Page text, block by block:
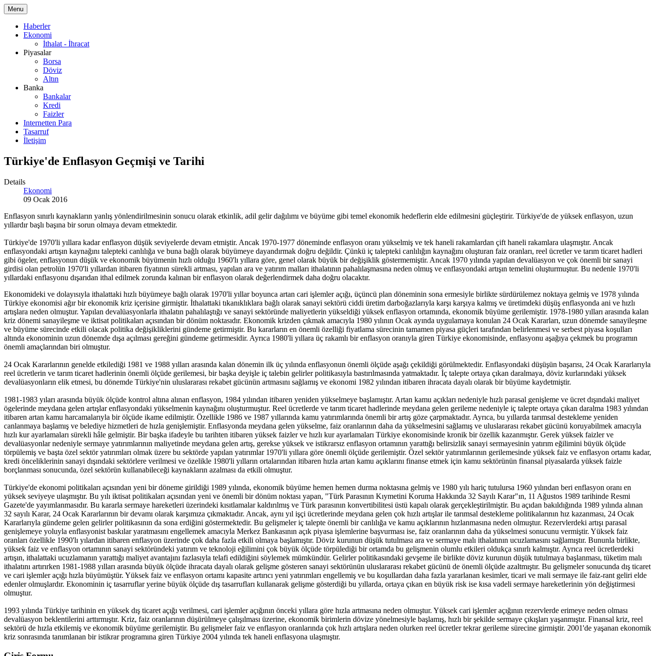
Menu
Haberler
Ekonomi
İthalat - İhracat
Piyasalar
Borsa
Döviz
Altın
Banka
Bankalar
Kredi
Faizler
Internetten Para
Tasarruf
İletişim
Türkiye'de Enflasyon Geçmişi ve Tarihi
Details
Ekonomi
09 Ocak 2016
Enflasyon sınırlı kaynakların yanlış yönlendirilmesinin sonucu olarak etkinlik, adil gelir dağılımı ve büyüme gibi temel ekonomik hedeflerin elde edilmesini güçleştirir. Türkiye'de de yüksek enflasyon, uzun
yıllardır başlı başına bir sorun olmaya devam etmektedir.
Türkiye'de 1970'li yıllara kadar enflasyon düşük seviyelerde devam etmiştir. Ancak 1970-1977 döneminde enflasyon oranı yükselmiş ve tek haneli rakamlardan çift haneli rakamlara ulaşmıştır. Ancak
enflasyondaki artışın kaynağını talepteki canlılığa ve buna bağlı olarak büyümeye dayandırmak doğru değildir. Çünkü iç talepteki canlılığın kaynağını oluşturan faiz oranları, reel ücretler ve tarım ticaret hadleri
gibi ögeler, enflasyonun düşük ve ekonomik büyümenin hızlı olduğu 1960'lı yıllara göre, genel olarak büyük bir değişiklik göstermemiştir. Ancak 1970 yılında yapılan devalüasyon ve çok önemli bir sanayi
girdisi olan petrolün 1970'li yıllardan itibaren fiyatının sürekli artması, yapılan ara ve yatırım malları ithalatının pahalılaşmasına neden olmuş ve enflasyondaki artışın temelini oluşturmuştur. Bu nedenle 1970'li
yıllardaki enflasyonu dışarıdan ithal edilmek zorunda kalınan bir enflasyon olarak değerlendirmek daha doğru olacaktır.
Ekonomideki ve dolayısıyla ithalattaki hızlı büyümeye bağlı olarak 1970'li yıllar boyunca artan cari işlemler açığı, üçüncü plan döneminin sona ermesiyle birlikte sürdürülemez noktaya gelmiş ve 1978 yılında
Türkiye ekonomisi ağır bir ekonomik kriz içerisine girmiştir. İthalattaki tıkanıklıklara bağlı olarak sanayi sektörü ciddi üretim darboğazlarıyla karşı karşıya kalmış ve üretimdeki düşüş enflasyonda ani ve hızlı
artışlara neden olmuştur. Yapılan devalüasyonlarla ithalatın pahalılaştığı ve sanayi sektöründe maliyetlerin yükseldiği yüksek enflasyon ortamında, ekonomik büyüme gerilemiştir. 1978-1980 yılları arasında kalan
kriz dönemi sanayileşme ve iktisat politikaları açısından bir dönüm noktasıdır. Ekonomik krizden çıkmak amacıyla 1980 yılının Ocak ayında uygulamaya konulan 24 Ocak Kararları, uzun dönemde sanayileşme
ve büyüme sürecinde etkili olacak politika değişikliklerini gündeme getirmiştir. Bu kararların en önemli özelliği fiyatlama sürecinin tamamen piyasa güçleri tarafından belirlenmesi ve serbest piyasa koşulları
altında ekonominin uzun dönemde dışa açılması gereğini gündeme getirmesidir. Ayrıca 1980'li yıllara üç rakamlı bir enflasyon oranıyla giren Türkiye ekonomisinde, enflasyonu aşağıya çekmek bu programın
önemli amaçlarından biri olmuştur.
24 Ocak Kararlarının genelde etkilediği 1981 ve 1988 yılları arasında kalan dönemin ilk üç yılında enflasyonun önemli ölçüde aşağı çekildiği görülmektedir. Enflasyondaki düşüşün başarısı, 24 Ocak Kararlarıyla
reel ücretlerin ve tarım ticaret hadlerinin önemli ölçüde gerilemesi, bir başka deyişle iç talebin gelirler politikasıyla bastırılmasında yatmaktadır. İç talepte ortaya çıkan daralmaya, döviz kurlarındaki yüksek
devalüasyonların elik etmesi, bu dönemde Türkiye'nin uluslararası rekabet gücünün artmasını sağlamış ve ekonomi 1982 yılından itibaren ihracata dayalı olarak bir büyüme kaydetmiştir.
1981-1983 yıları arasında büyük ölçüde kontrol altına alınan enflasyon, 1984 yılından itibaren yeniden yükselmeye başlamıştır. Artan kamu açıkları nedeniyle hızlı parasal genişleme ve ücret dışındaki maliyet
ögelerinde meydana gelen artışlar enflasyondaki yükselmenin kaynağını oluşturmuştur. Reel ücretlerde ve tarım ticaret hadlerinde meydana gelen gerileme nedeniyle iç talepte ortaya çıkan daralma 1983 yılından
itibaren artan kamu harcamalarıyla bir ölçüde ikame edilmiştir. Özellikle 1986 ve 1987 yıllarında kamu yatırımlarında önemli bir artış göze çarpmaktadır. Ayrıca, bu yıllarda tarımsal destekleme yeniden
canlanmaya başlamış ve belediye hizmetleri de hızla genişlemiştir. Enflasyonda meydana gelen yükselme, faiz oranlarının daha da yükselmesini sağlamış ve uluslararası rekabet gücünü koruyabilmek amacıyla
hızlı kur ayarlamaları sürekli hâle gelmiştir. Bir başka ifadeyle bu tarihten itibaren yüksek faizler ve hızlı kur ayarlamaları Türkiye ekonomisinde kronik bir özellik kazanmıştır. Gerek yüksek faizler ve
devalüasyonlar nedeniyle sermaye yatırımlarının maliyetinde meydana gelen artış, gerekse yüksek ve istikrarsız enflasyon ortamının yarattığı belirsizlik sanayi sermayesinin yatırım eğilimini büyük ölçüde
törpülemiş ve başta özel sektör yatırımları olmak üzere bu sektörde yapılan yatırımlar 1970'li yıllara göre önemli ölçüde gerilemiştir. Özel sektör yatırımlarının gerilemesinde yüksek faiz ve enflasyon ortamı kadar,
kredi önceliklerinin sanayi dışındaki sektörlere verilmesi ve özelikle 1980'li yılların ortalarından itibaren hızla artan kamu açıklarını finanse etmek için kamu sektörünün finansal piyasalarda yüksek faizle
borçlanması sonucunda, özel sektörün kullanabileceği kaynakların azalması da etkili olmuştur.
Türkiye'de ekonomi politikaları açısından yeni bir döneme girildiği 1989 yılında, ekonomik büyüme hemen hemen durma noktasına gelmiş ve 1980 yılı hariç tutulursa 1960 yılından beri enflasyon oranı en
yüksek seviyeye ulaşmıştır. Bu yılı iktisat politikaları açısından yeni ve önemli bir dönüm noktası yapan, "Türk Parasının Kıymetini Koruma Hakkında 32 Sayılı Karar"ın, 11 Ağustos 1989 tarihinde Resmi
Gazete'de yayımlanmasıdır. Bu kararla sermaye hareketleri üzerindeki kısıtlamalar kaldırılmış ve Türk parasının konvertibilitesi üstü kapalı olarak gerçekleştirilmiştir. Bu açıdan bakıldığında 1989 yılında alınan
32 sayılı Karar, 24 Ocak Kararlarının bir devamı olarak karşımıza çıkmaktadır. Ancak, aynı yıl işçi ücretlerinde meydana gelen çok hızlı artışlar ile tarımsal destekleme politikalarının hız kazanması, 24 Ocak
Kararlarıyla gündeme gelen gelirler politikasının da sona erdiğini göstermektedir. Bu gelişmeler iç talepte önemli bir canlılığa ve kamu açıklarının hızlanmasına neden olmuştur. Rezervlerdeki artışı parasal
genişlemeye yoluyla enflasyonist baskılar yaratmasını engellemek amacıyla Merkez Bankasının açık piyasa işlemlerine başvurması ise, faiz oranlarının daha da yükselmesi sonucunu vermiştir. Yüksek faiz
oranları özellikle 1990'lı yılardan itibaren enflasyon üzerinde çok daha fazla etkili olmaya başlamıştır. Döviz kurunun düşük tutulması ara ve sermaye malı ithalatının ucuzlamasını sağlamıştır. Bununla birlikte,
yüksek faiz ve enflasyon ortamının sanayi sektöründeki yatırım ve teknoloji eğilimini çok büyük ölçüde törpülediği bir ortamda bu gelişmenin olumlu etkileri oldukça sınırlı kalmıştır. Ayrıca reel ücretlerdeki
artışın, ithalattaki ucuzlamanın yarattığı maliyet avantajını fazlasıyla telafi edildiğini söylemek mümkündür. Gelirler politikasındaki gevşeme ile birlikte döviz kurunun düşük tutulmaya başlanması, tüketim malı
ithalatını artırırken 1981-1988 yılları arasında büyük ölçüde ihracata dayalı olarak gelişme gösteren sanayi sektörünün uluslararası rekabet gücünü de önemli ölçüde azaltmıştır. Bu gelişmeler sonucunda dış ticaret
ve cari işlemler açığı hızla büyümüştür. Yüksek faiz ve enflasyon ortamı kapasite artırıcı yeni yatırımları engellemiş ve bu koşullardan daha fazla yararlanan kesimler, ticari ve mali sermaye ile faiz-rant geliri elde
edenler olmuşlardır. Ekonominin iç tasarruflar yerine büyük ölçüde dış tasarrufları kullanarak gelişme gösterdiği bu yıllarda, ortaya çıkan en büyük risk ise kısa vadeli sermaye hareketlerinin yön değiştirmesi
olmuştur.
1993 yılında Türkiye tarihinin en yüksek dış ticaret açığı verilmesi, cari işlemler açığının önceki yıllara göre hızla artmasına neden olmuştur. Yüksek cari işlemler açığının rezervlerde erimeye neden olması
devalüasyon beklentilerini arttırmıştır. Kriz, faiz oranlarının düşürülmeye çalışılması üzerine, ekonomik birimlerin dövize yönelmesiyle başlamış, hızlı bir şekilde sermaye çıkışları yaşanmıştır. Finansal kriz, reel
sektörü de hızla etkilemiş ve ekonomik büyüme gerilemiştir. Bu gelişmeler faiz ve enflasyon oranlarında çok hızlı artışlara neden olurken reel ücretler tekrar gerileme sürecine girmiştir. 2001'de yaşanan ekonomik
kriz sonrasında tanımlanan bir istikrar programına giren Türkiye 2004 yılında tek haneli enflasyona ulaşmıştır.